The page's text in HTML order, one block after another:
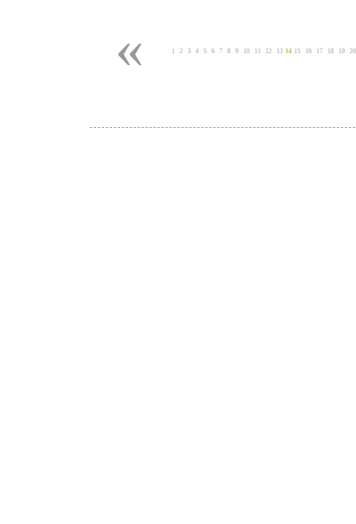
« 1 2 3 4 5 6 7 8 9 10 11 12 13 14 15 16 17 18 19 20